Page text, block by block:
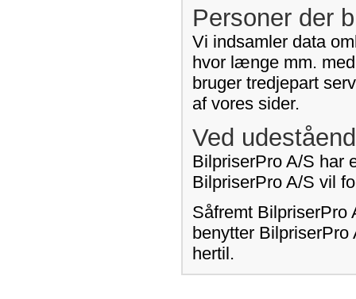
Personer der
Vi indsamler data
hvor længe mm.
bruger tredjepart
af vores sider.
Ved
BilpriserPro A/S har
BilpriserPro A/S vil
Såfremt BilpriserPro
benytter
hertil.